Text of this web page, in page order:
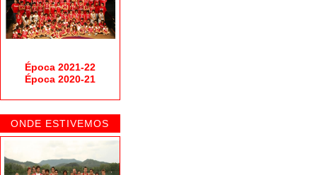
Época 2021-22
Época 2020-21
ONDE ESTIVEMOS